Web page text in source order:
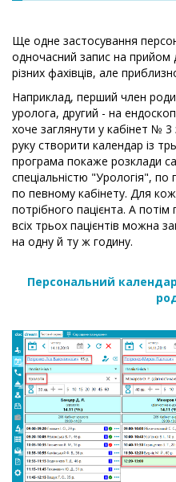
Ще одне застосування
одночасний запис на прийом
різних фахівців, але
Наприклад, перший член
уролога, другий - на
хоче заглянути у кабінет №
руку створити календар із
програма покаже розклади
спеціальністю "Урологія", по
по певному кабінету. Для
потрібного пацієнта. А
всіх трьох пацієнтів можна
на одну й ту ж годину.
Персональний